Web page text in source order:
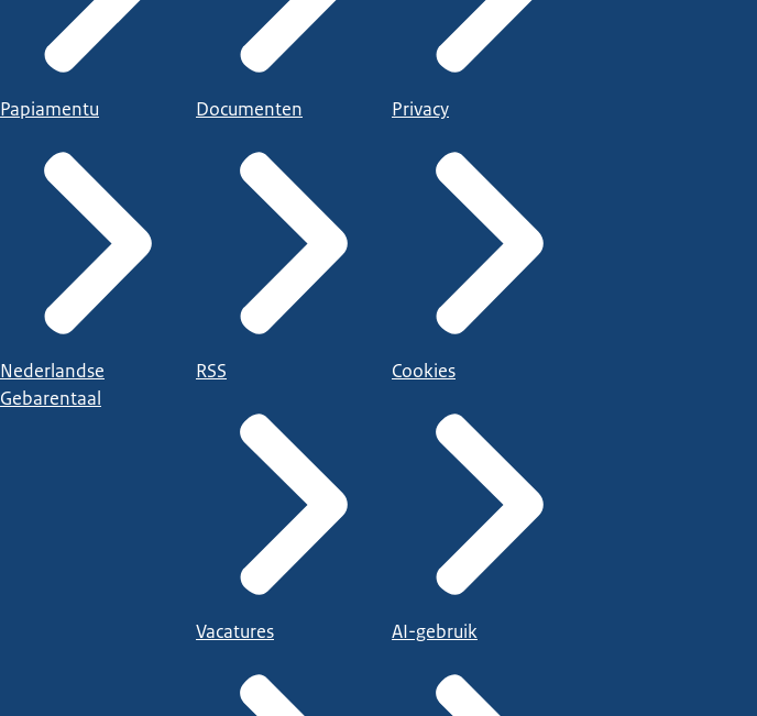
Papiamentu
Nederlandse
Gebarentaal
Documenten
RSS
Vacatures
Privacy
Cookies
AI-gebruik